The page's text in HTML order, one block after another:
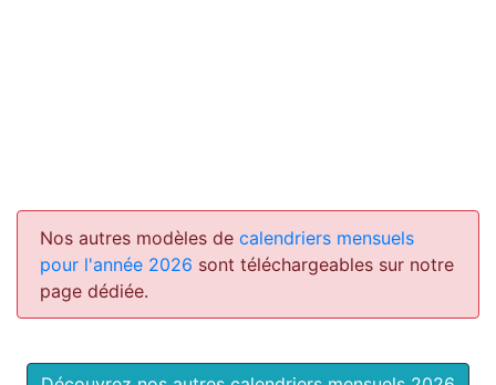
Nos autres modèles de calendriers mensuels
pour l'année 2026 sont téléchargeables sur notre
page dédiée.